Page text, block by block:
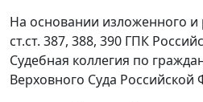
На основании изложенного и
ст.ст. 387, 388, 390 ГПК
Судебная коллегия по
Верховного Суда